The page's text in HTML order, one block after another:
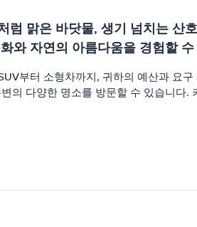
맑은 바닷물, 생기 넘치는 산
와 자연의 아름다움을 경험할
부터 소형차까지, 귀하의 예산과 요
의 다양한 명소를 방문할 수 있습니